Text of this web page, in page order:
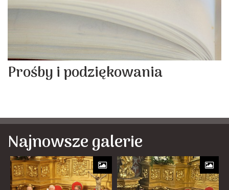
Prośby i podziękowania
Najnowsze galerie